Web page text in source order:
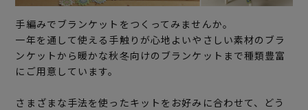
手編みでブランケットをつくってみませんか。
一年を通して使える手触りが心地よいやさしい素材のブラ
ンケットから暖かな秋冬向けのブランケットまで種類豊富
にご用意しています。
さまざまな手法を使ったキットをお好みに合わせて、どう